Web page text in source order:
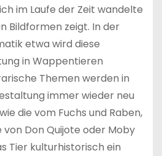
im Laufe der Zeit wandelte
Bildformen zeigt. In der
etwa wird diese
in Wappentieren
Themen werden in
immer wieder neu
die vom Fuchs und Raben,
von Don Quijote oder Moby
Tier kulturhistorisch ein